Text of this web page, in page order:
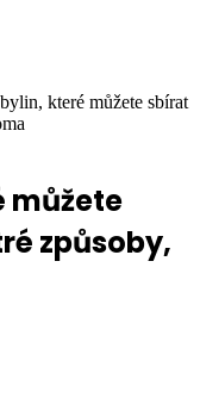
které můžete sbírat
můžete
způsoby,